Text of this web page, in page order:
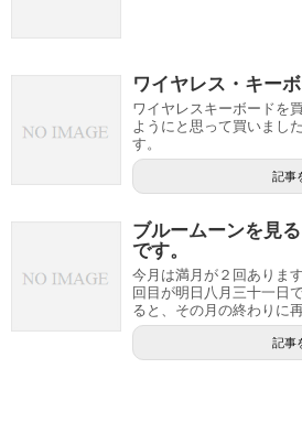
ワイヤレス・キー
ワイヤレスキーボードを
ようにと思って買いまし
す。
記事
ブルームーンを見
です。
今月は満月が２回ありま
回目が明日八月三十一日
ると、その月の終わりに
記事